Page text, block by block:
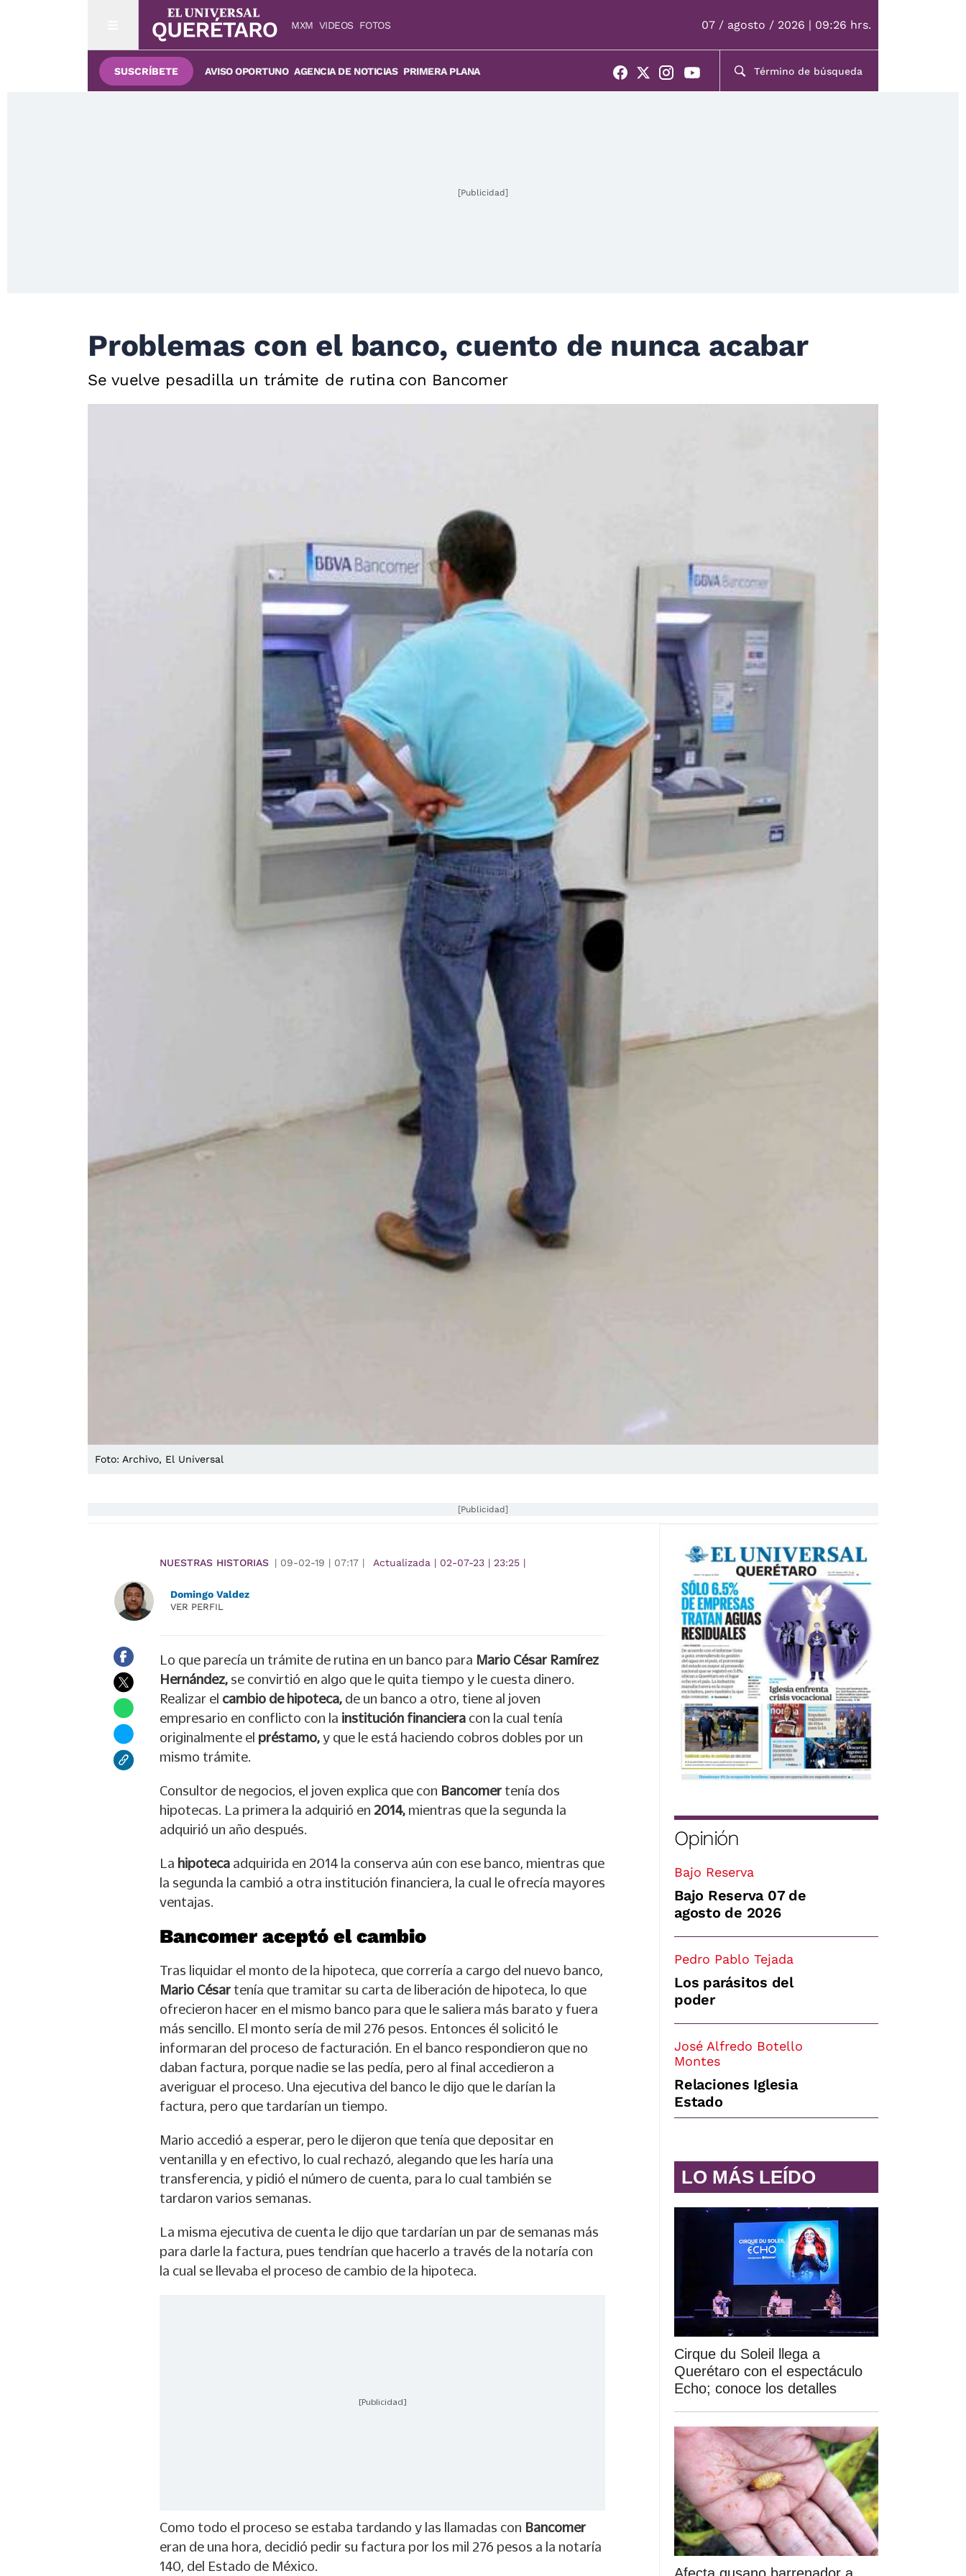
MXM VIDEOS FOTOS 07 / agosto / 2026 | 09:26 hrs.
SUSCRÍBETE AVISO OPORTUNO AGENCIA DE NOTICIAS PRIMERA PLANA
[Publicidad]
Problemas con el banco, cuento de nunca acabar
Se vuelve pesadilla un trámite de rutina con Bancomer
Foto: Archivo, El Universal
[Publicidad]
NUESTRAS HISTORIAS | 09-02-19 | 07:17 | Actualizada | 02-07-23 | 23:25 |
Domingo Valdez
VER PERFIL
Lo que parecía un trámite de rutina en un banco para Mario César Ramírez
Hernández, se convirtió en algo que le quita tiempo y le cuesta dinero.
Realizar el cambio de hipoteca, de un banco a otro, tiene al joven
empresario en conflicto con la institución financiera con la cual tenía
originalmente el préstamo, y que le está haciendo cobros dobles por un
mismo trámite.
Consultor de negocios, el joven explica que con Bancomer tenía dos
hipotecas. La primera la adquirió en 2014, mientras que la segunda la
adquirió un año después.
La hipoteca adquirida en 2014 la conserva aún con ese banco, mientras que
la segunda la cambió a otra institución financiera, la cual le ofrecía mayores
ventajas.
Bancomer aceptó el cambio
Tras liquidar el monto de la hipoteca, que correría a cargo del nuevo banco,
Mario César tenía que tramitar su carta de liberación de hipoteca, lo que
ofrecieron hacer en el mismo banco para que le saliera más barato y fuera
más sencillo. El monto sería de mil 276 pesos. Entonces él solicitó le
informaran del proceso de facturación. En el banco respondieron que no
daban factura, porque nadie se las pedía, pero al final accedieron a
averiguar el proceso. Una ejecutiva del banco le dijo que le darían la
factura, pero que tardarían un tiempo.
Mario accedió a esperar, pero le dijeron que tenía que depositar en
ventanilla y en efectivo, lo cual rechazó, alegando que les haría una
transferencia, y pidió el número de cuenta, para lo cual también se
tardaron varios semanas.
La misma ejecutiva de cuenta le dijo que tardarían un par de semanas más
para darle la factura, pues tendrían que hacerlo a través de la notaría con
la cual se llevaba el proceso de cambio de la hipoteca.
[Publicidad]
Como todo el proceso se estaba tardando y las llamadas con Bancomer
eran de una hora, decidió pedir su factura por los mil 276 pesos a la notaría
140, del Estado de México.
Opinión
Bajo Reserva
Bajo Reserva 07 de
agosto de 2026
Pedro Pablo Tejada
Los parásitos del
poder
José Alfredo Botello
Montes
Relaciones Iglesia
Estado
LO MÁS LEÍDO
Cirque du Soleil llega a
Querétaro con el espectáculo
Echo; conoce los detalles
Afecta gusano barrenador a